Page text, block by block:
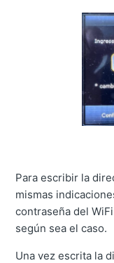
Para escribir la
mismas
contraseña del
según sea el caso.
Una vez escrita la